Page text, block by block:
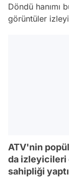
Döndü hanımı
görüntüler
ATV'nin
da izleyicileri
sahipliği